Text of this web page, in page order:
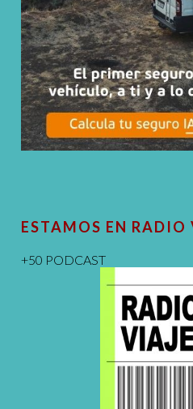
ESTAMOS EN RADIO
+50 PODCAST